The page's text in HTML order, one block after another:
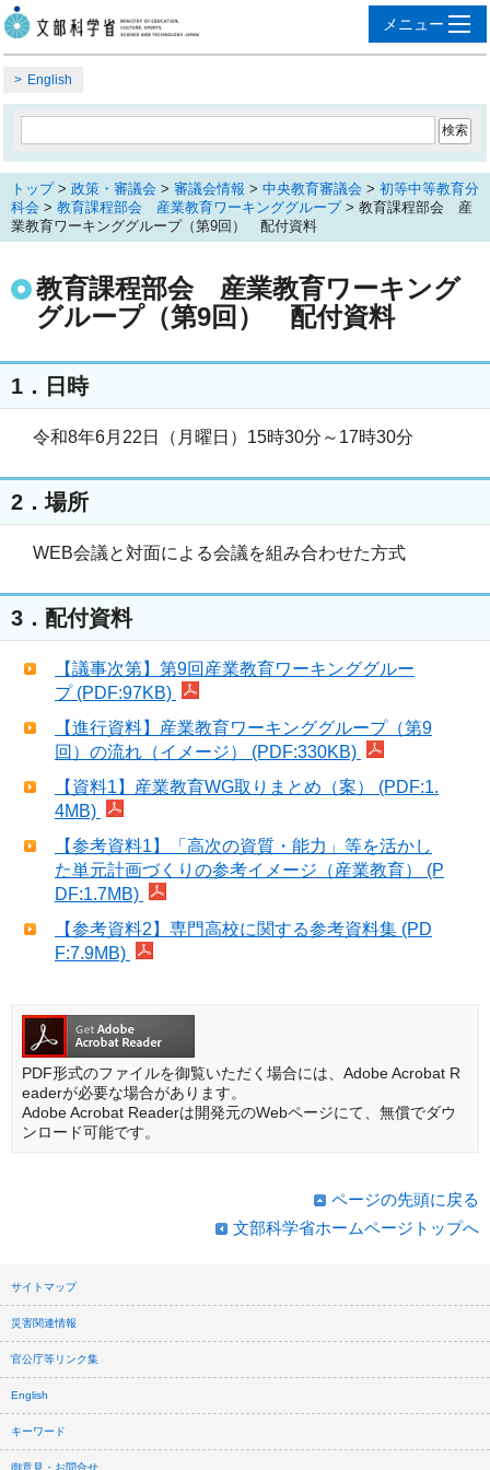
English
トップ> 政策・審議会 > 審議会情報 > 中央教育審議会 > 初等中等教育分
科会 > 教育課程部会 産業教育ワーキンググループ> 教育課程部会 産
業教育ワーキンググループ（第9回） 配付資料
教育課程部会 産業教育ワーキング
グループ（第9回） 配付資料
1．日時
令和8年6月22日（月曜日）15時30分～17時30分
2．場所
WEB会議と対面による会議を組み合わせた方式
3．配付資料
【議事次第】第9回産業教育ワーキンググルー
プ (PDF:97KB)
【進行資料】産業教育ワーキンググループ（第9
回）の流れ（イメージ） (PDF:330KB)
【資料1】産業教育WG取りまとめ（案） (PDF:1.
4MB)
【参考資料1】「高次の資質・能力」等を活かし
た単元計画づくりの参考イメージ（産業教育） (P
DF:1.7MB)
【参考資料2】専門高校に関する参考資料集 (PD
F:7.9MB)
PDF形式のファイルを御覧いただく場合には、Adobe Acrobat R
eaderが必要な場合があります。
Adobe Acrobat Readerは開発元のWebページにて、無償でダウ
ンロード可能です。
ページの先頭に戻る
文部科学省ホームページトップへ
サイトマップ
災害関連情報
官公庁等リンク集
English
キーワード
御意見・お問合せ